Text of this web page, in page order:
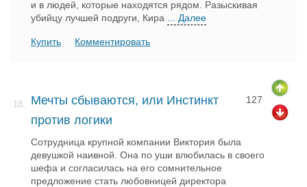
и в людей, которые находятся рядом. Разыскивая
убийцу лучшей подруги, Кира
... Далее
Купить Комментировать
18.
Мечты сбываются, или Инстинкт
против логики
127
Сотрудница крупной компании Виктория была
девушкой наивной. Она по уши влюбилась в своего
шефа и согласилась на его сомнительное
предложение стать любовницей директора